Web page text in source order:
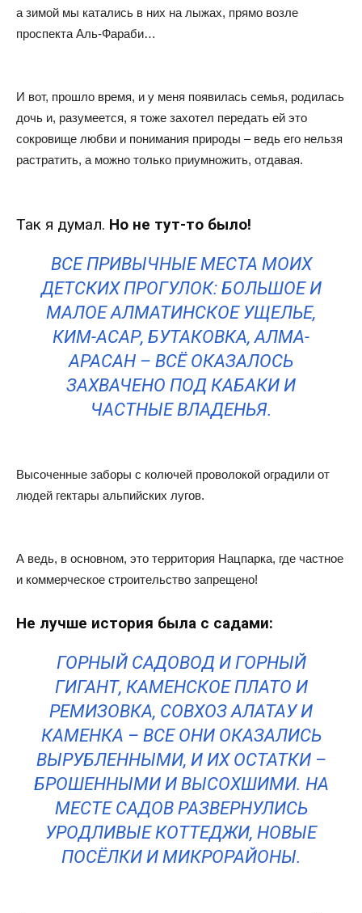
а зимой мы катались в них на лыжах, прямо возле
проспекта Аль-Фараби…
И вот, прошло время, и у меня появилась семья, родилась
дочь и, разумеется, я тоже захотел передать ей это
сокровище любви и понимания природы – ведь его нельзя
растратить, а можно только приумножить, отдавая.
Так я думал. Но не тут-то было!
ВСЕ ПРИВЫЧНЫЕ МЕСТА МОИХ
ДЕТСКИХ ПРОГУЛОК: БОЛЬШОЕ И
МАЛОЕ АЛМАТИНСКОЕ УЩЕЛЬЕ,
КИМ-АСАР, БУТАКОВКА, АЛМА-
АРАСАН – ВСЁ ОКАЗАЛОСЬ
ЗАХВАЧЕНО ПОД КАБАКИ И
ЧАСТНЫЕ ВЛАДЕНЬЯ.
Высоченные заборы с колючей проволокой оградили от
людей гектары альпийских лугов.
А ведь, в основном, это территория Нацпарка, где частное
и коммерческое строительство запрещено!
Не лучше история была с садами:
ГОРНЫЙ САДОВОД И ГОРНЫЙ
ГИГАНТ, КАМЕНСКОЕ ПЛАТО И
РЕМИЗОВКА, СОВХОЗ АЛАТАУ И
КАМЕНКА – ВСЕ ОНИ ОКАЗАЛИСЬ
ВЫРУБЛЕННЫМИ, И ИХ ОСТАТКИ –
БРОШЕННЫМИ И ВЫСОХШИМИ. НА
МЕСТЕ САДОВ РАЗВЕРНУЛИСЬ
УРОДЛИВЫЕ КОТТЕДЖИ, НОВЫЕ
ПОСЁЛКИ И МИКРОРАЙОНЫ.